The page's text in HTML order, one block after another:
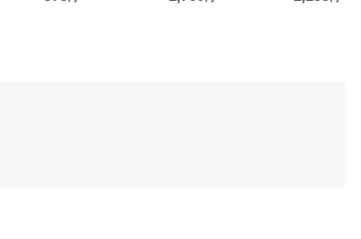
1個